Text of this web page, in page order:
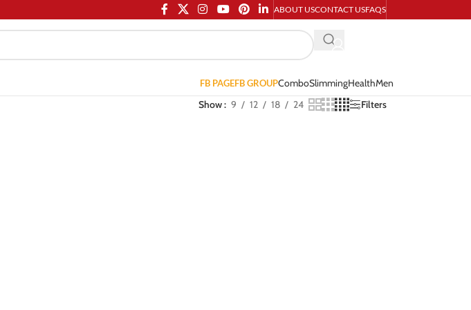
ABOUT USCONTACT USFAQS
FB PAGEFB GROUPComboSlimmingHealthMen
Show 9 12 18 24 Filters